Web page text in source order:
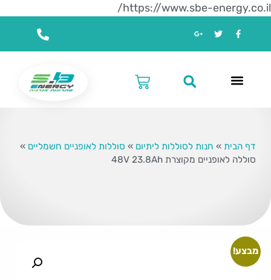
https://www.sbe-energy.co.il/
דף הבית » חנות לסוללות ליתיום » סוללות לאופניים חשמליים »
סוללה לאופניים מקוצרת 48V 23.8Ah
מבצע!